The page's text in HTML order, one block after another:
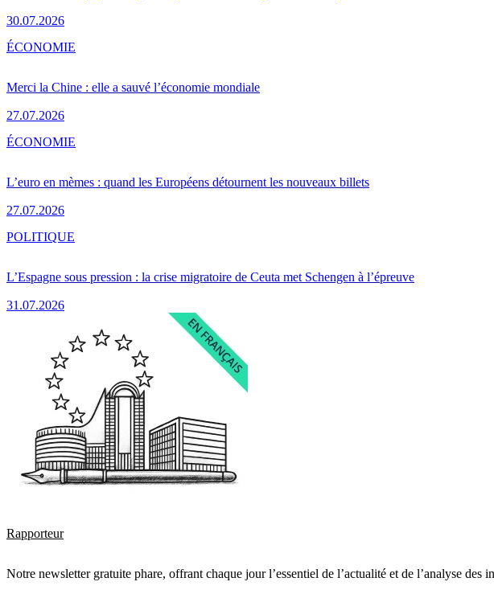
30.07.2026
Merci la Chine : elle a sauvé l’économie mondiale
27.07.2026
ÉCONOMIE
L’euro en mèmes : quand les Européens détournent les nouveaux billets
27.07.2026
ÉCONOMIE
L’Espagne sous pression : la crise migratoire de Ceuta met Schengen à l’épreuve
31.07.2026
POLITIQUE
Rapporteur
Notre newsletter gratuite phare, offrant chaque jour l’essentiel de l’actualité et de l’analyse